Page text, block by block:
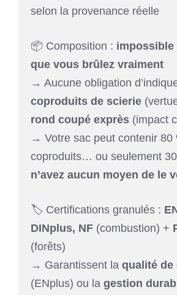
selon la provenance réelle
📦 Composition : impossible
que vous brûlez vraiment
→ Aucune obligation
coproduits de scierie
rond coupé exprès (impact
→ Votre sac peut contenir 80
coproduits… ou seulement
n’avez aucun moyen de le
🏷️ Certifications granulés :
DINplus, NF (combustion) +
(forêts)
→ Garantissent la qualité de
(ENplus) ou la gestion